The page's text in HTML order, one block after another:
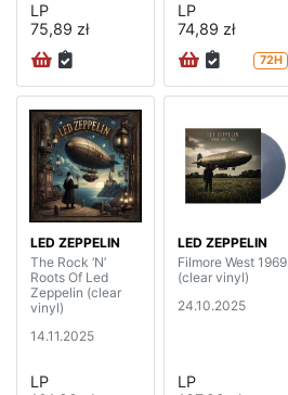
LP
75,89 zł
LP
74,89 zł
72H
LED ZEPPELIN
The Rock ‘N’
Roots Of Led
Zeppelin (clear
vinyl)
14.11.2025
LP
LED ZEPPELIN
Filmore West 1969
(clear vinyl)
24.10.2025
LP